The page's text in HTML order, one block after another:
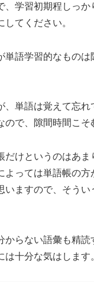
、学習初期程しっか
てください。
単語学習的なもの
、単語は覚えて忘れ
ので、隙間時間こそ
だけというのはあま
よっては単語帳の方
いますので、そうい
からない語彙も精
は十分な気はします